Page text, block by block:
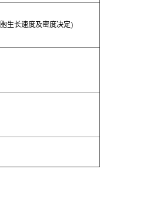
生长速度及密度决定)